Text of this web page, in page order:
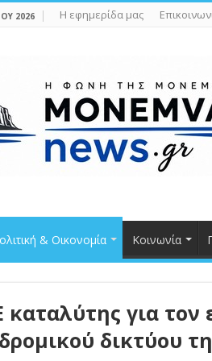
2026 Η εφημερίδα μας
& Οικονομία Κοινωνία
καταλύτης για τον
δικτύου